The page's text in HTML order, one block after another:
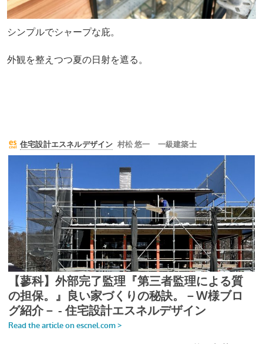
シンプルでシャープな庇。
外観を整えつつ夏の日射を遮る。